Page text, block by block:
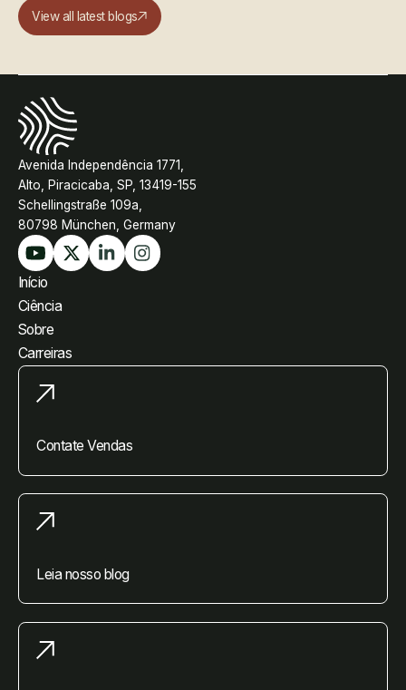
View all latest blogs
Avenida Independência 1771,
Alto, Piracicaba, SP, 13419-155
Schellingstraße 109a,
80798 München, Germany
Início
Ciência
Sobre
Carreiras
Contate Vendas
Leia nosso blog